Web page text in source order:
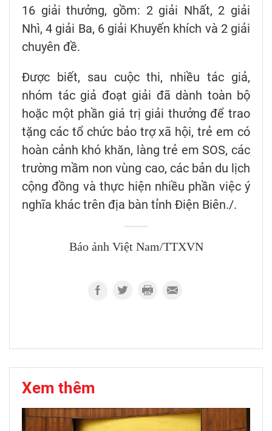
16 giải thưởng, gồm: 2 giải Nhất, 2 giải
Nhì, 4 giải Ba, 6 giải Khuyến khích và 2 giải
chuyên đề.
Được biết, sau cuộc thi, nhiều tác giả,
nhóm tác giả đoạt giải đã dành toàn bộ
hoặc một phần giá trị giải thưởng để trao
tặng các tổ chức bảo trợ xã hội, trẻ em có
hoàn cảnh khó khăn, làng trẻ em SOS, các
trường mầm non vùng cao, các bản du lịch
cộng đồng và thực hiện nhiều phần việc ý
nghĩa khác trên địa bàn tỉnh Điện Biên./.
Báo ảnh Việt Nam/TTXVN
Xem thêm